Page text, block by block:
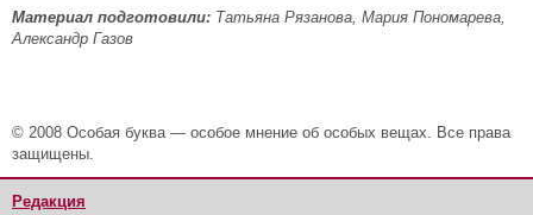
Материал подготовили: Татьяна Рязанова, Мария Пономарева,
Александр Газов
© 2008 Особая буква — особое мнение об особых вещах. Все права
защищены.
Редакция